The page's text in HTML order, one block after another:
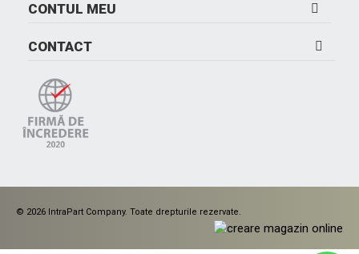
CONTUL MEU
CONTACT
© 2026 IntraPart Company. Toate drepturile rezervate.